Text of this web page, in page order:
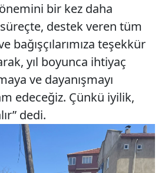
bir kez daha
destek veren tüm
bağışçılarımıza teşekkür
yıl boyunca ihtiyaç
ve dayanışmayı
edeceğiz. Çünkü iyilik,
dedi.